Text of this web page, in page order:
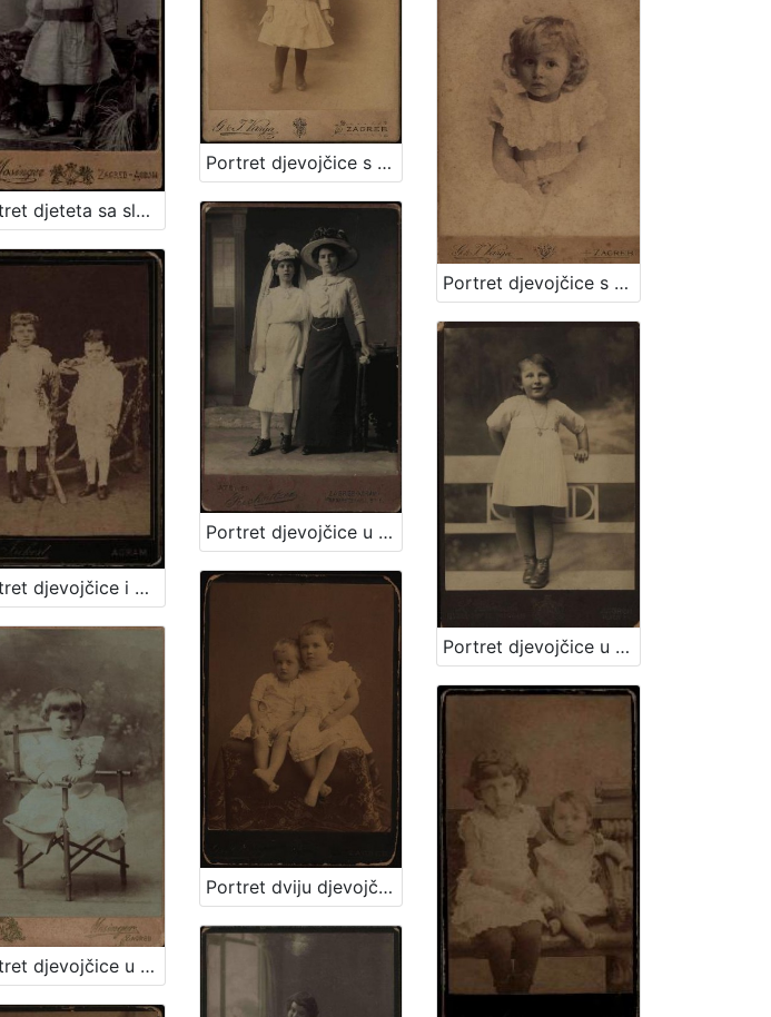
Portret djeteta sa slamnatim šeširom / Mosinger ; [izradio] Artistički zavod Mosinger
Portret djevojčice i dječaka / Herrman Fickert
Portret djevojčice s bijelom kapom / G. & I.Varga
Portret djevojčice s plavim uvojcima / G.&I. Varga
Portret djevojčice u bijeloj haljinici / Mosinger / [izradio] Artistički zavod Mosinger
Portret djevojčice u haljini za krizmu i žene sa šeširom s cvijećem na obodu / Atelier Rechnitzer
Portret djevojčice u plisiranoj haljinici / S. Weinrich
Portret dviju djevojčica u bijelim haljinicama / [Gjuro Varga] ; [izradio fotografski atelijer] G. & I. Varga